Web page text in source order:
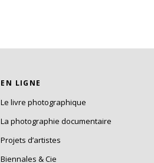
EN LIGNE
Le livre photographique
La photographie documentaire
Projets d’artistes
Biennales & Cie